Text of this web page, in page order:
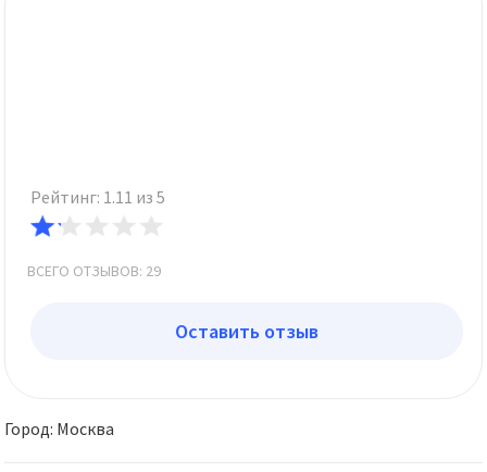
Город: Москва
Рейтинг: 1.11 из 5
ВСЕГО ОТЗЫВОВ: 29
Оставить отзыв